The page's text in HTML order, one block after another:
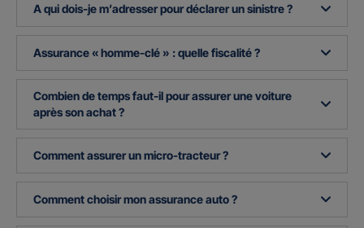
A qui dois-je m’adresser pour déclarer un sinistre ?
Assurance « homme-clé » : quelle fiscalité ?
Combien de temps faut-il pour assurer une voiture
après son achat ?
Comment assurer un micro-tracteur ?
Comment choisir mon assurance auto ?